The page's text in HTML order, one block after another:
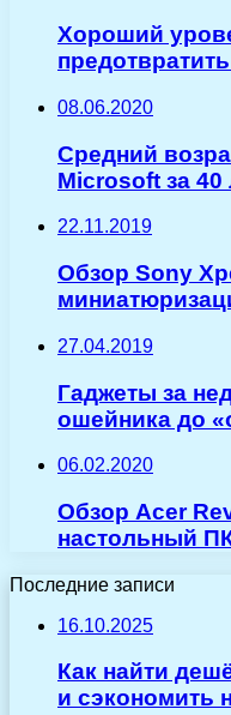
Хороший
08.06.2020
Средний
Microsoft за 40
22.11.2019
Обзор Sony
27.04.2019
Гаджеты за
ошейника до
06.02.2020
Обзор Acer
настольный
Последние записи
16.10.2025
Как найти
и сэкономить